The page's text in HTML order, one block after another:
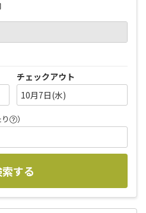
チェックアウト
10月7日(水)
）
する